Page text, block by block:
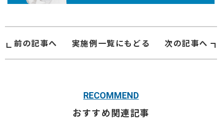
前の記事へ 実施例一覧にもどる 次の記事へ
RECOMMEND
おすすめ関連記事